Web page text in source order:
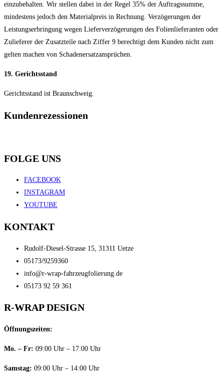
einzubehalten. Wir stellen dabei in der Regel 35% der Auftragssumme,
mindestens jedoch den Materialpreis in Rechnung. Verzögerungen der
Leistungserbringung wegen Lieferverzögerungen des Folienlieferanten oder
Zulieferer der Zusatzteile nach Ziffer 9 berechtigt dem Kunden nicht zum
gelten machen von Schadenersatzansprüchen.
19. Gerichtsstand
Gerichtsstand ist Braunschweig.
Kundenrezessionen
FOLGE UNS
FACEBOOK
INSTAGRAM
YOUTUBE
KONTAKT
Rudolf-Diesel-Strasse 15, 31311 Uetze​
05173/9259360​
info@r-wrap-fahrzeugfolierung.de​
05173 92 59 361
R-WRAPDESIGN
Öffnungszeiten:
Mo. – Fr: 09:00 Uhr – 17:00 Uhr
Samstag: 09:00 Uhr – 14:00 Uhr